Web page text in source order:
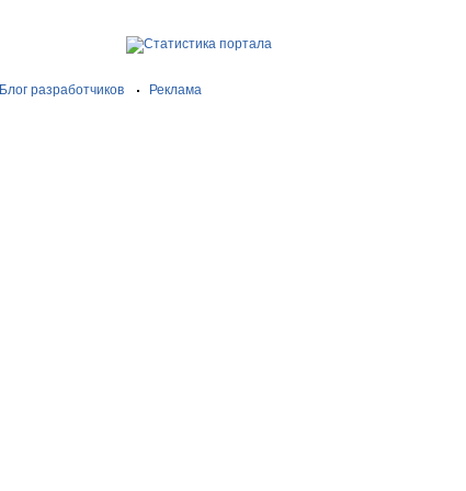
Блог разработчиков
Реклама